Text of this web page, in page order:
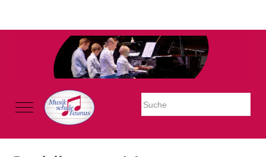
Warning: Undefined property: stdClass::$imglink in
/mnt/web605/e3/26/59781926/htdocs/Joomla2023/modules/
Mobile Menu Toggle